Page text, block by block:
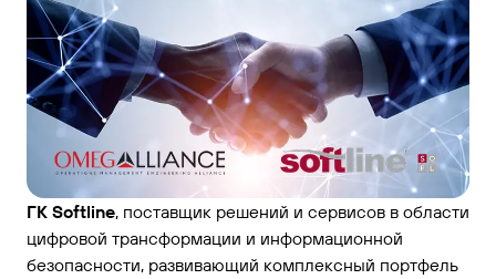
ГК Softline, поставщик решений и сервисов в области
цифровой трансформации и информационной
безопасности, развивающий комплексный портфель